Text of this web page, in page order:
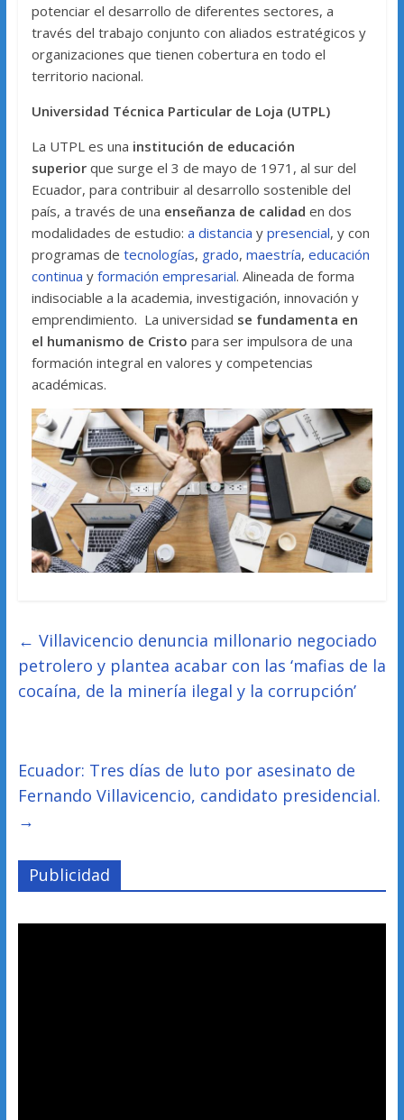
potenciar el desarrollo de diferentes sectores, a
través del trabajo conjunto con aliados estratégicos y
organizaciones que tienen cobertura en todo el
territorio nacional.
Universidad Técnica Particular de Loja (UTPL)
La UTPL es una institución de educación
superiorque surge el 3 de mayo de 1971, al sur del
Ecuador, para contribuir al desarrollo sostenible del
país, a través de una enseñanza de calidad en dos
modalidades de estudio: a distancia y presencial, y con
programas de tecnologías, grado, maestría, educación
continua y formación empresarial. Alineada de forma
indisociable a la academia, investigación, innovación y
emprendimiento. La universidad se fundamenta en
el humanismo de Cristo para ser impulsora de una
formación integral en valores y competencias
académicas.
← Villavicencio denuncia millonario negociado
petrolero y plantea acabar con las ‘mafias de la
cocaína, de la minería ilegal y la corrupción’
Ecuador: Tres días de luto por asesinato de
Fernando Villavicencio, candidato presidencial.
→
Publicidad